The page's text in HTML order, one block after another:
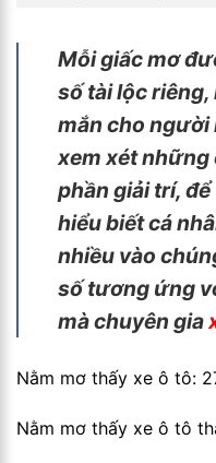
Mỗi giấc mơ
số tài lộc riêng,
mắn cho người
xem xét những
phần giải trí,
hiểu biết cá
nhiều vào
số tương ứng
mà chuyên gia
Nằm mơ thấy xe ô tô:
Nằm mơ thấy xe ô tô